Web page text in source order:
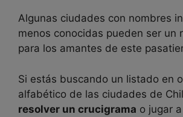
Algunas ciudades con nombres
menos conocidas pueden ser un
para los amantes de este
Si estás buscando un listado en
alfabético de las ciudades de
resolver un crucigrama o jugar